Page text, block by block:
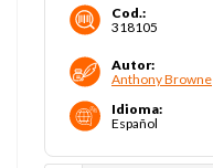
Cod.:
318105
Autor:
Anthony Browne
Idioma:
Español